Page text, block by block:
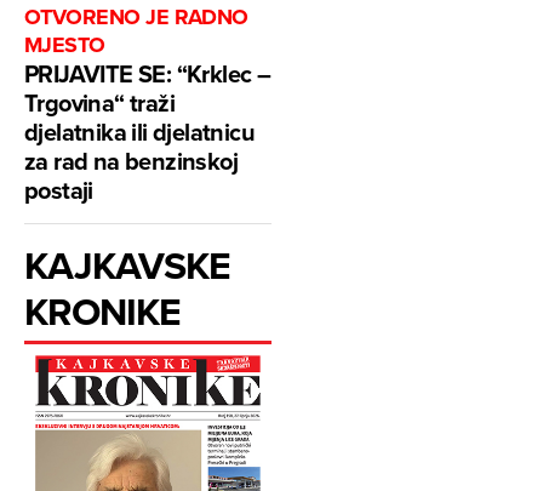
OTVORENO JE RADNO
MJESTO
PRIJAVITE SE: “Krklec –
Trgovina“ traži
djelatnika ili djelatnicu
za rad na benzinskoj
postaji
KAJKAVSKE
KRONIKE